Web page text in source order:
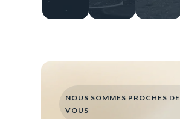
NOUS SOMMES PROCHES DE
VOUS